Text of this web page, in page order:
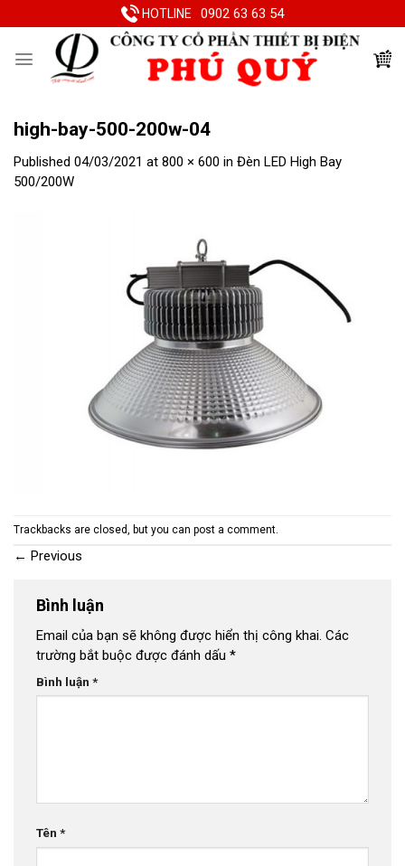
to
HOTLINE 0902 63 63 54
high-bay-500-200w-04
Published 04/03/2021 at 800 × 600 in Đèn LED High Bay
500/200W
Trackbacks are closed, but you can post a comment.
← Previous
Bình luận
Email của bạn sẽ không được hiển thị công khai. Các
trường bắt buộc được đánh dấu *
Bình luận *
Tên *